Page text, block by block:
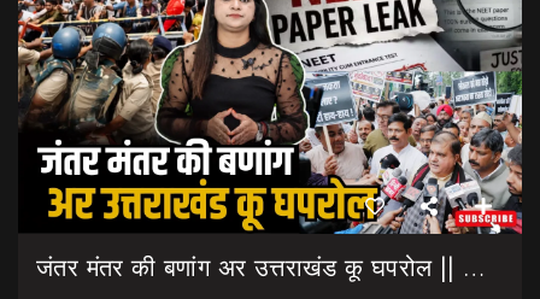
जंतर मंतर की बणांग अर उत्तराखंड कू घपरोल || NEET Paper Leak || Dharmendra Pradhan Resigns